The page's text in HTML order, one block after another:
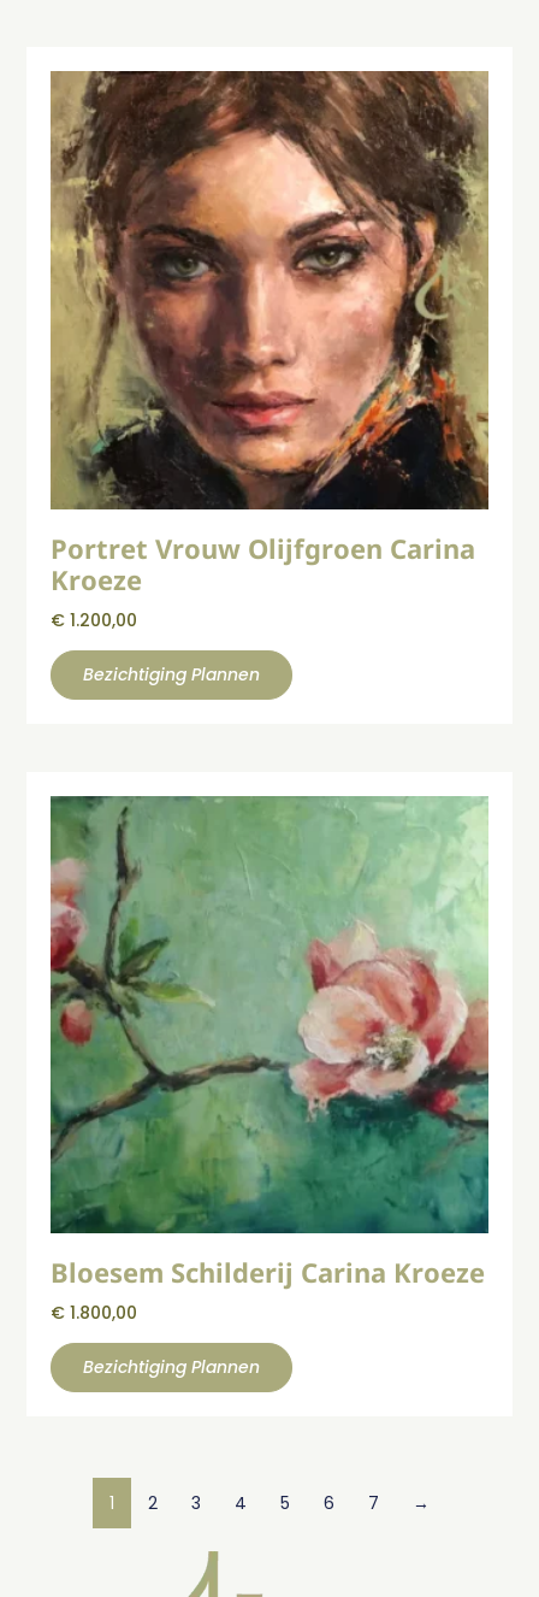
Portret Vrouw Olijfgroen Carina
Kroeze
€ 1.200,00
Bezichtiging Plannen
Bloesem Schilderij Carina Kroeze
€ 1.800,00
Bezichtiging Plannen
1 2 3 4 5 6 7 →